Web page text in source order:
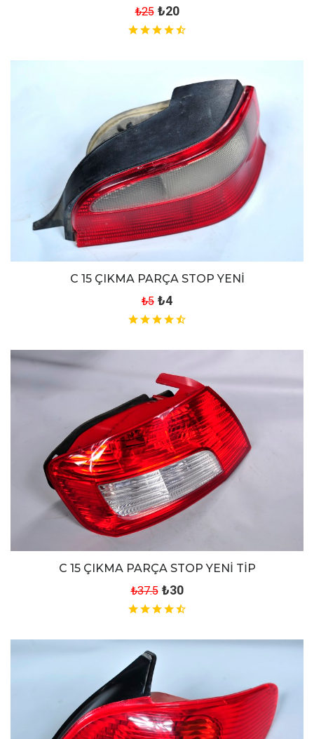
₺25 ₺20
C 15 ÇIKMA PARÇA STOP YENİ
₺5 ₺4
C 15 ÇIKMA PARÇA STOP YENİ TİP
₺37.5 ₺30